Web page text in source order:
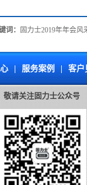
词： 固力士2019年年会风
服务案例 客户
敬请关注固力士公众号